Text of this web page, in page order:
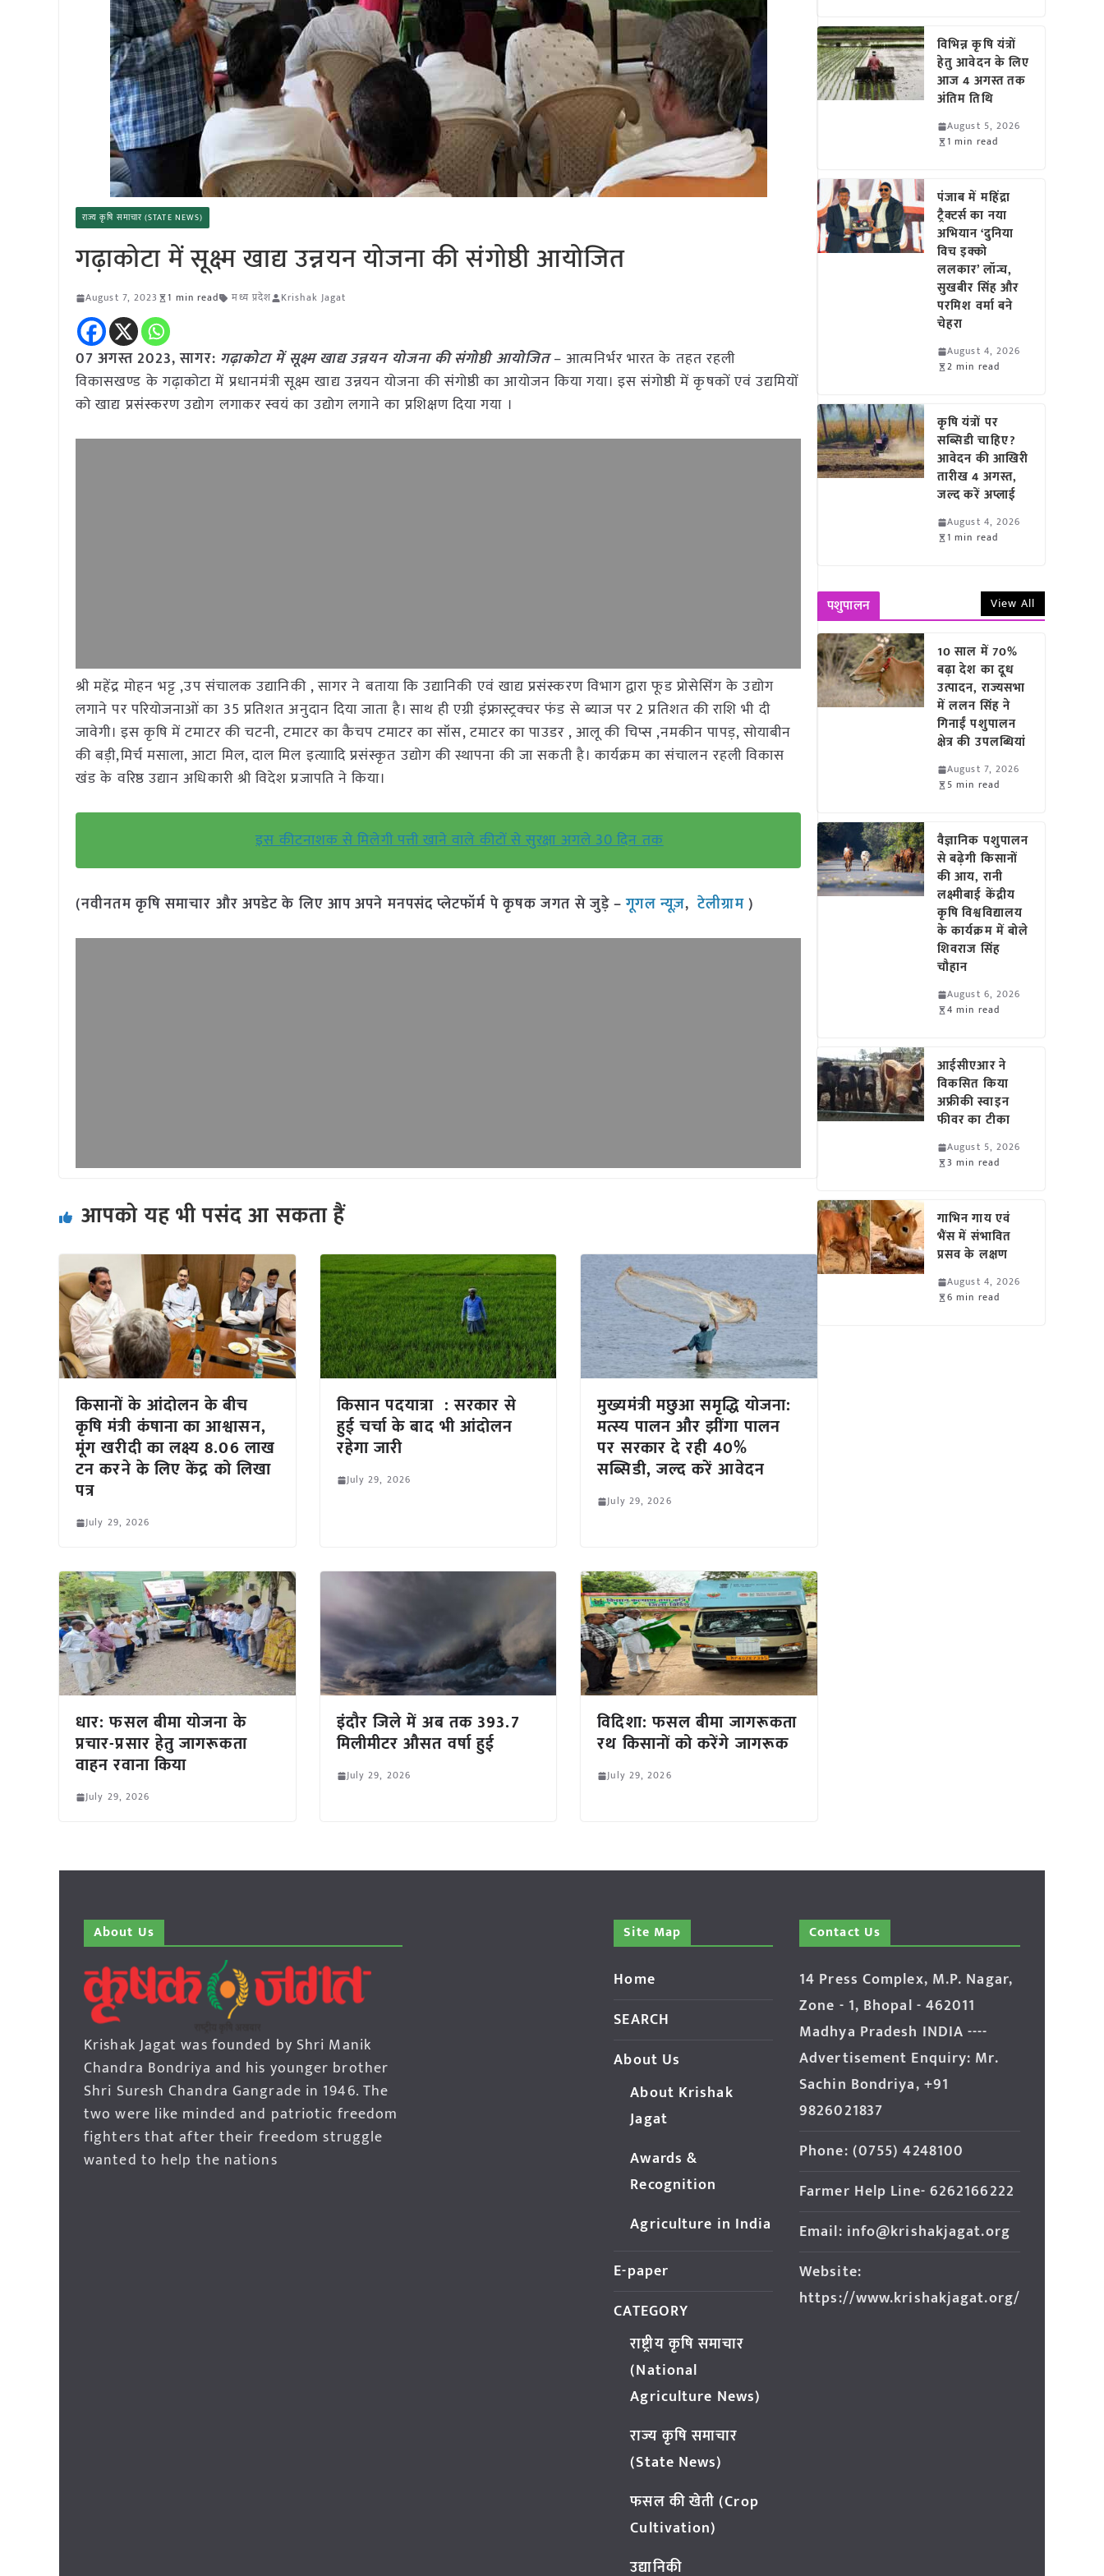
राज्य कृषि समाचार (STATE NEWS)
गढ़ाकोटा में सूक्ष्म खाद्य उन्नयन योजना की संगोष्ठी आयोजित
August 7, 2023 1 min read मध्य प्रदेश Krishak Jagat
07 अगस्त 2023, सागर: गढ़ाकोटा में सूक्ष्म खाद्य उन्नयन योजना की संगोष्ठी आयोजित– आत्मनिर्भर भारत के तहत रहली
विकासखण्ड के गढ़ाकोटा में प्रधानमंत्री सूक्ष्म खाद्य उन्नयन योजना की संगोष्ठी‍ का आयोजन किया गया। इस संगोष्ठी में कृषकों एवं उद्यमियों
को खाद्य प्रसंस्करण उद्योग लगाकर स्वयं का उद्योग लगाने का प्रशिक्षण दिया गया ।
श्री महेंद्र मोहन भट्ट ,उप संचालक उद्यानिकी , सागर ने बताया कि उद्यानिकी एवं खाद्य प्रसंस्करण विभाग द्वारा फूड प्रोसेसिंग के उद्योग
लगाने पर परियोजनाओं का 35 प्रतिशत अनुदान दिया जाता है। साथ ही एग्री इंफ्रास्ट्रक्चर फंड से ब्याज पर 2 प्रतिशत की राशि भी दी
जावेगी। इस कृषि में टमाटर की चटनी, टमाटर का कैचप टमाटर का सॉस, टमाटर का पाउडर , आलू की चिप्स ,नमकीन पापड़, सोयाबीन
की बड़ी,मिर्च मसाला, आटा मिल, दाल मिल इत्याादि प्रसंस्कृत उद्योग की स्थापना की जा सकती है। कार्यक्रम का संचालन रहली विकास
खंड के वरिष्ठ उद्यान अधिकारी श्री विदेश प्रजापति ने किया।
इस कीटनाशक से मिलेगी पत्ती खाने वाले कीटों से सुरक्षा अगले 30 दिन तक
(नवीनतम कृषि समाचार और अपडेट के लिए आप अपने मनपसंद प्लेटफॉर्म पे कृषक जगत से जुड़े –गूगल न्यूज़,टेलीग्राम)
आपको यह भी पसंद आ सकता हैं
किसानों के आंदोलन के बीच
कृषि मंत्री कंषाना का आश्वासन,
मूंग खरीदी का लक्ष्य 8.06 लाख
टन करने के लिए केंद्र को लिखा
पत्र
July 29, 2026
किसान पदयात्रा : सरकार से
हुई चर्चा के बाद भी आंदोलन
रहेगा जारी
July 29, 2026
मुख्यमंत्री मछुआ समृद्धि योजना:
मत्स्य पालन और झींगा पालन
पर सरकार दे रही 40%
सब्सिडी, जल्द करें आवेदन
July 29, 2026
धार: फसल बीमा योजना के
प्रचार-प्रसार हेतु जागरूकता
वाहन रवाना किया
July 29, 2026
इंदौर जिले में अब तक 393.7
मिलीमीटर औसत वर्षा हुई
July 29, 2026
विदिशा: फसल बीमा जागरूकता
रथ किसानों को करेंगे जागरूक
July 29, 2026
विभिन्न कृषि यंत्रों
हेतु आवेदन के लिए
आज 4 अगस्त तक
अंतिम तिथि
August 5, 2026
1 min read
पंजाब में महिंद्रा
ट्रैक्टर्स का नया
अभियान ‘दुनिया
विच इक्को
ललकार’ लॉन्च,
सुखबीर सिंह और
परमिश वर्मा बने
चेहरा
August 4, 2026
2 min read
कृषि यंत्रों पर
सब्सिडी चाहिए?
आवेदन की आखिरी
तारीख 4 अगस्त,
जल्द करें अप्लाई
August 4, 2026
1 min read
पशुपालन View All
10 साल में 70%
बढ़ा देश का दूध
उत्पादन, राज्यसभा
में ललन सिंह ने
गिनाईं पशुपालन
क्षेत्र की उपलब्धियां
August 7, 2026
5 min read
वैज्ञानिक पशुपालन
से बढ़ेगी किसानों
की आय, रानी
लक्ष्मीबाई केंद्रीय
कृषि विश्वविद्यालय
के कार्यक्रम में बोले
शिवराज सिंह
चौहान
August 6, 2026
4 min read
आईसीएआर ने
विकसित किया
अफ्रीकी स्वाइन
फीवर का टीका
August 5, 2026
3 min read
गाभिन गाय एवं
भैंस में संभावित
प्रसव के लक्षण
August 4, 2026
6 min read
About Us
Krishak Jagat was founded by Shri Manik
Chandra Bondriya and his younger brother
Shri Suresh Chandra Gangrade in 1946. The
two were like minded and patriotic freedom
fighters that after their freedom struggle
wanted to help the nations
Site Map
Home
SEARCH
About Us
About Krishak
Jagat
Awards &
Recognition
Agriculture in India
E-paper
CATEGORY
राष्ट्रीय कृषि समाचार
(National
Agriculture News)
राज्य कृषि समाचार
(State News)
फसल की खेती (Crop
Cultivation)
उद्यानिकी
Contact Us
14 Press Complex, M.P. Nagar,
Zone - 1, Bhopal - 462011
Madhya Pradesh INDIA ----
Advertisement Enquiry: Mr.
Sachin Bondriya, +91
9826021837
Phone: (0755) 4248100
Farmer Help Line- 6262166222
Email: info@krishakjagat.org
Website:
https://www.krishakjagat.org/